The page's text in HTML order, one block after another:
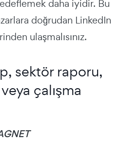
daha iyidir. Bu
doğrudan LinkedIn
ulaşmalısınız.
sektör raporu,
çalışma